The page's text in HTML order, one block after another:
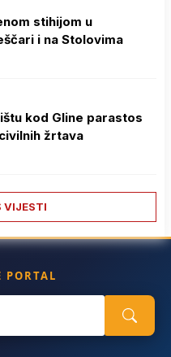
stihijom u
i na Stolovima
kod Gline parastos
žrtava
VIJESTI
PORTAL